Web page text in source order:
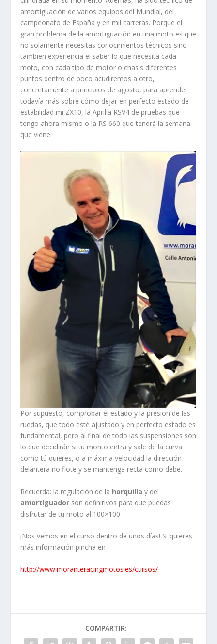
amortiguación de varios equipos del Mundial, del
campeonato de España y en mil carreras. Porque el
gran problema de la amortiguación en una moto es que
no solamente necesitas conocimientos técnicos sino
también experiencia el saber lo que necesita cada
moto, con cada tipo de motor o chasis diferentes
puntos dentro de poco acudiremos a otro,
concretamente a principios de agosto, para aprender
todavía más sobre cómo dejar en perfecto estado de
estabilidad mi ZX10, la Aprilia RSV4 de pruebas que
tengo ahora mismo o la RS 660 que tendrá la semana
que viene.
Por supuesto, comprobar el estado y la presión de las
ruedas, que todo esté ajustado y en perfecto estado es
fundamental, pero al final de todo las suspensiones son
lo que decidirán si tu monto entra y sale de la curva
como tú quieres, o a máxima velocidad la dirección
delantera no flote y se mantenga recta como debe.
Recuerda: la regulación de la horquilla y del
amortiguador son definitivos para que puedas
disfrutar de tu moto al 100×100.
¡Nos vemos en el curso dentro de unos días! Si quieres
más información pincha en
http://www.moranteracingmotos.es/cursos/
COMPARTIR: